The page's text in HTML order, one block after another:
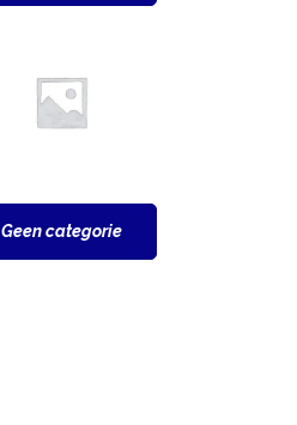
Geen categorie